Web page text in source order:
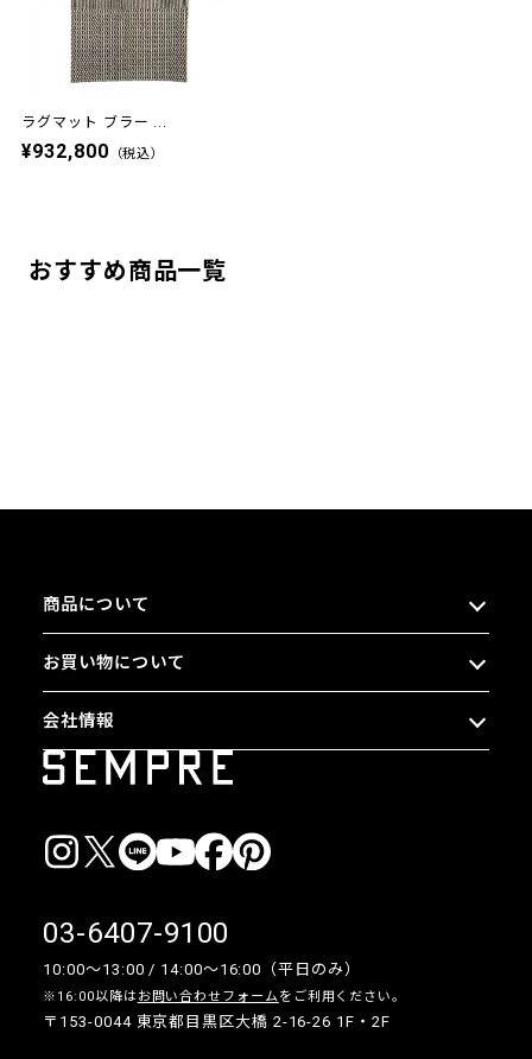
ラグマット ブラー ...
¥932,800 （税込）
おすすめ商品一覧
商品について
お買い物について
会社情報
03-6407-9100
10:00〜13:00 / 14:00〜16:00（平日のみ）
※16:00以降は お問い合わせフォームをご利用ください。
〒153-0044 東京都目黒区大橋 2-16-26 1F・2F